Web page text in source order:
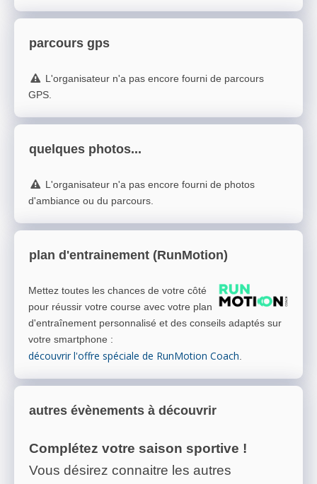
parcours gps
L'organisateur n'a pas encore fourni de parcours
GPS.
quelques photos...
L'organisateur n'a pas encore fourni de photos
d'ambiance ou du parcours.
plan d'entrainement (RunMotion)
Mettez toutes les chances de votre côté
pour réussir votre course avec votre plan
d'entraînement personnalisé et des conseils adaptés sur
votre smartphone :
découvrir l'offre spéciale de RunMotion Coach.
autres évènements à découvrir
Complétez votre saison sportive !
Vous désirez connaitre les autres